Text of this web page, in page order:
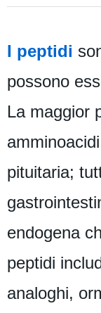
I peptidi
possono
La maggior
pituitaria;
endogena
peptidi
analoghi,